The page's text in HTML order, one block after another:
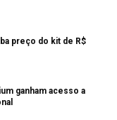
preço do kit de R$
ganham acesso a